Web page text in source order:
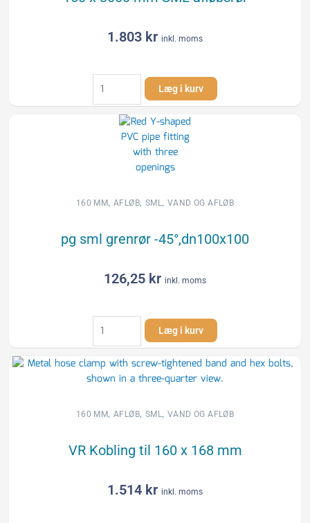
1.803 kr inkl. moms
160
3000
afløbsrør
Læg i kurv
160 MM,AFLØB, SML , VAND OG AFLØB
pg sml grenrør -45°,dn100x100
126,25 kr inkl. moms
pg
sml
grenrør
-45°,dn100x100
antal
Læg i kurv
160 MM,AFLØB, SML , VAND OG AFLØB
VR Kobling til 160 x 168 mm
1.514 kr inkl. moms